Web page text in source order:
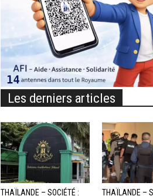
Les derniers articles
THAÏLANDE – SOCIÉTÉ :
THAÏLANDE –